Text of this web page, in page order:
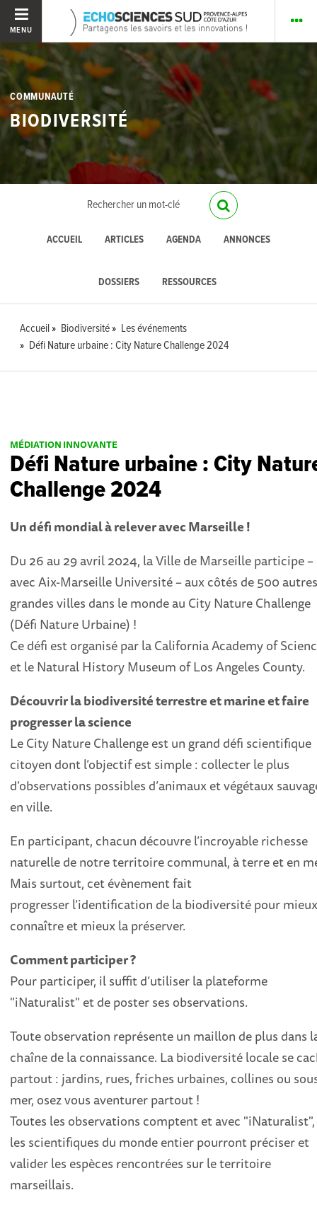
MENU
COMMUNAUTÉ
BIODIVERSITÉ
ACCUEIL ARTICLES AGENDA ANNONCES
DOSSIERS RESSOURCES
Accueil Biodiversité
Les événements
Défi Nature urbaine : City Nature Challenge 2024
MÉDIATION INNOVANTE
Défi Nature urbaine : City
Challenge 2024
Un défi mondial à relever avec Marseille !
Du 26 au 29 avril 2024, la Ville de Marseille participe –
avec Aix-Marseille Université – aux côtés de 500
grandes villes dans le monde au City Nature Challenge
(Défi Nature Urbaine) !
Ce défi est organisé par la California Academy of
et le Natural History Museum of Los Angeles County.
Découvrir la biodiversité terrestre et marine et faire
progresser la science
Le City Nature Challenge est un grand défi scientifique
citoyen dont l’objectif est simple : collecter le plus
d’observations possibles d’animaux et végétaux
en ville.
En participant, chacun découvre l’incroyable richesse
naturelle de notre territoire communal, à terre et en
Mais surtout, cet évènement fait
progresser l’identification de la biodiversité pour
connaître et mieux la préserver.
Comment participer ?
Pour participer, il suffit d’utiliser la plateforme
"iNaturalist" et de poster ses observations.
Toute observation représente un maillon de plus dans
chaîne de la connaissance. La biodiversité locale se
partout : jardins, rues, friches urbaines, collines ou
mer, osez vous aventurer partout !
Toutes les observations comptent et avec "iNaturalist",
les scientifiques du monde entier pourront préciser et
valider les espèces rencontrées sur le territoire
marseillais.